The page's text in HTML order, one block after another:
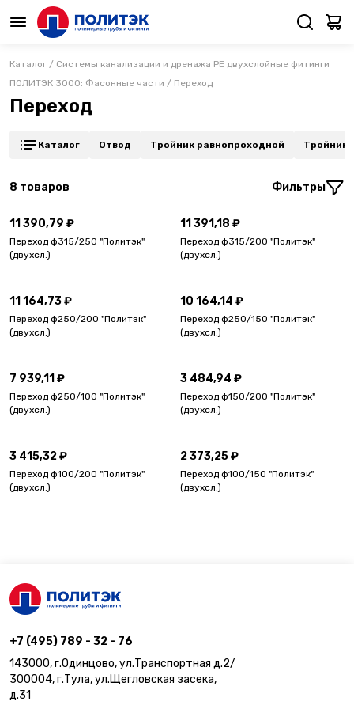
Каталог / Системы канализации и дренажа PE двухслойные фитинги
ПОЛИТЭК 3000: Фасонные части / Переход
Переход
Каталог Отвод Тройник равнопроходной Тройник
8 товаров Фильтры
11 390,79 ₽
Переход ф315/250 "Политэк"
(двухсл.)
11 391,18 ₽
Переход ф315/200 "Политэк"
(двухсл.)
11 164,73 ₽
Переход ф250/200 "Политэк"
(двухсл.)
10 164,14 ₽
Переход ф250/150 "Политэк"
(двухсл.)
7 939,11 ₽
Переход ф250/100 "Политэк"
(двухсл.)
3 484,94 ₽
Переход ф150/200 "Политэк"
(двухсл.)
3 415,32 ₽
Переход ф100/200 "Политэк"
(двухсл.)
2 373,25 ₽
Переход ф100/150 "Политэк"
(двухсл.)
+7 (495) 789 - 32 - 76
143000, г.Одинцово, ул.Транспортная д.2/
300004, г.Тула, ул.Щегловская засека,
д.31